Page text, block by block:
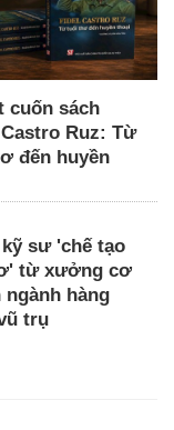
cuốn sách
Ruz: Từ
đến huyền
sư 'chế tạo
từ xưởng cơ
ngành hàng
trụ